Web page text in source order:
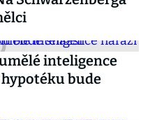
inteligence
bude